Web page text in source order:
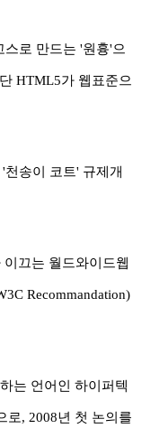
로 만드는 '원흉'으
HTML5가 웹표준으
송이 코트' 규제개
끄는 월드와이드웹
Recommandation)
는 언어인 하이퍼텍
로, 2008년 첫 논의를